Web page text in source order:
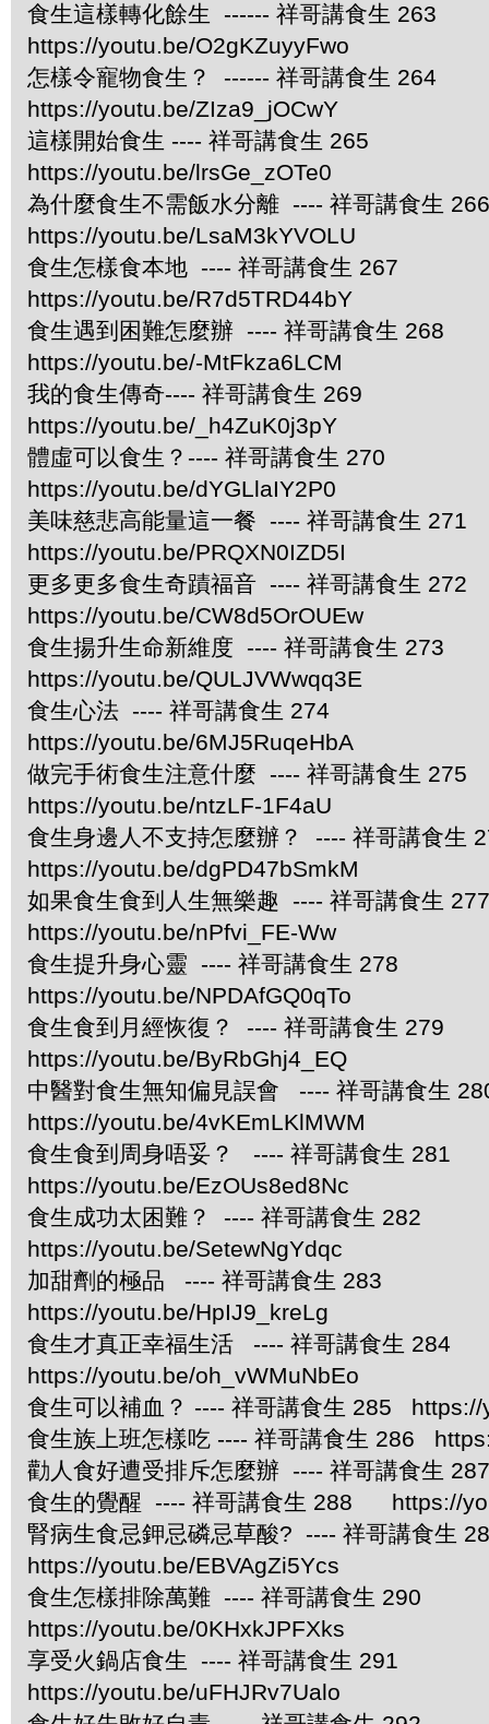
食生這樣轉化餘生 ------ 祥哥講食生 263
https://youtu.be/O2gKZuyyFwo
怎樣令寵物食生？ ------ 祥哥講食生 264
https://youtu.be/ZIza9_jOCwY
這樣開始食生 ---- 祥哥講食生 265
https://youtu.be/lrsGe_zOTe0
為什麼食生不需飯水分離 ---- 祥哥講食生 266
https://youtu.be/LsaM3kYVOLU
食生怎樣食本地 ---- 祥哥講食生 267
https://youtu.be/R7d5TRD44bY
食生遇到困難怎麼辦 ---- 祥哥講食生 268
https://youtu.be/-MtFkza6LCM
我的食生傳奇---- 祥哥講食生 269
https://youtu.be/_h4ZuK0j3pY
體虛可以食生？---- 祥哥講食生 270
https://youtu.be/dYGLlaIY2P0
美味慈悲高能量這一餐 ---- 祥哥講食生 271
https://youtu.be/PRQXN0IZD5I
更多更多食生奇蹟福音 ---- 祥哥講食生 272
https://youtu.be/CW8d5OrOUEw
食生揚升生命新維度 ---- 祥哥講食生 273
https://youtu.be/QULJVWwqq3E
食生心法 ---- 祥哥講食生 274
https://youtu.be/6MJ5RuqeHbA
做完手術食生注意什麼 ---- 祥哥講食生 275
https://youtu.be/ntzLF-1F4aU
食生身邊人不支持怎麼辦？ ---- 祥哥講食生
https://youtu.be/dgPD47bSmkM
如果食生食到人生無樂趣 ---- 祥哥講食生 277
https://youtu.be/nPfvi_FE-Ww
食生提升身心靈 ---- 祥哥講食生 278
https://youtu.be/NPDAfGQ0qTo
食生食到月經恢復？ ---- 祥哥講食生 279
https://youtu.be/ByRbGhj4_EQ
中醫對食生無知偏見誤會 ---- 祥哥講食生
https://youtu.be/4vKEmLKlMWM
食生食到周身唔妥？ ---- 祥哥講食生 281
https://youtu.be/EzOUs8ed8Nc
食生成功太困難？ ---- 祥哥講食生 282
https://youtu.be/SetewNgYdqc
加甜劑的極品 ---- 祥哥講食生 283
https://youtu.be/HpIJ9_kreLg
食生才真正幸福生活 ---- 祥哥講食生 284
https://youtu.be/oh_vWMuNbEo
食生可以補血？ ---- 祥哥講食生 285
食生族上班怎樣吃 ---- 祥哥講食生 286
勸人食好遭受排斥怎麼辦 ---- 祥哥講食生
食生的覺醒 ---- 祥哥講食生 288 https://
腎病生食忌鉀忌磷忌草酸? ---- 祥哥講食
https://youtu.be/EBVAgZi5Ycs
食生怎樣排除萬難 ---- 祥哥講食生 290
https://youtu.be/0KHxkJPFXks
享受火鍋店食生 ---- 祥哥講食生 291
https://youtu.be/uFHJRv7Ualo